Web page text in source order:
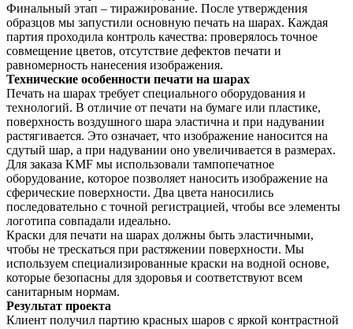
Финальный этап – тиражирование. После утверждения
образцов мы запустили основную печать на шарах. Каждая
партия проходила контроль качества: проверялось точное
совмещение цветов, отсутствие дефектов печати и
равномерность нанесения изображения.
Технические особенности печати на шарах
Печать на шарах требует специального оборудования и
технологий. В отличие от печати на бумаге или пластике,
поверхность воздушного шара эластична и при надувании
растягивается. Это означает, что изображение наносится на
сдутый шар, а при надувании оно увеличивается в размерах.
Для заказа KMF мы использовали тампопечатное
оборудование, которое позволяет наносить изображение на
сферические поверхности. Два цвета наносились
последовательно с точной регистрацией, чтобы все элементы
логотипа совпадали идеально.
Краски для печати на шарах должны быть эластичными,
чтобы не трескаться при растяжении поверхности. Мы
используем специализированные краски на водной основе,
которые безопасны для здоровья и соответствуют всем
санитарным нормам.
Результат проекта
Клиент получил партию красных шаров с яркой контрастной